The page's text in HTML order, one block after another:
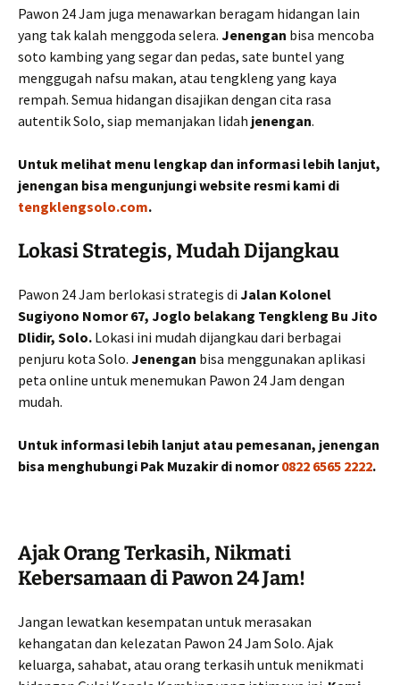
Pawon 24 Jam juga menawarkan beragam hidangan lain
yang tak kalah menggoda selera. Jenengan bisa mencoba
soto kambing yang segar dan pedas, sate buntel yang
menggugah nafsu makan, atau tengkleng yang kaya
rempah. Semua hidangan disajikan dengan cita rasa
autentik Solo, siap memanjakan lidah jenengan.
Untuk melihat menu lengkap dan informasi lebih lanjut,
jenengan bisa mengunjungi website resmi kami di
tengklengsolo.com.
Lokasi Strategis, Mudah Dijangkau
Pawon 24 Jam berlokasi strategis di Jalan Kolonel
Sugiyono Nomor 67, Joglo belakang Tengkleng Bu Jito
Dlidir, Solo. Lokasi ini mudah dijangkau dari berbagai
penjuru kota Solo. Jenengan bisa menggunakan aplikasi
peta online untuk menemukan Pawon 24 Jam dengan
mudah.
Untuk informasi lebih lanjut atau pemesanan, jenengan
bisa menghubungi Pak Muzakir di nomor0822 6565 2222.
Ajak Orang Terkasih, Nikmati
Kebersamaan di Pawon 24 Jam!
Jangan lewatkan kesempatan untuk merasakan
kehangatan dan kelezatan Pawon 24 Jam Solo. Ajak
keluarga, sahabat, atau orang terkasih untuk menikmati